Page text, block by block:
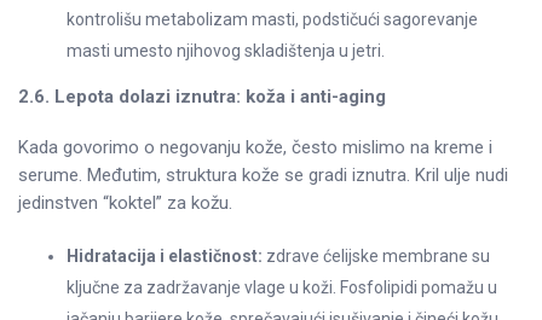
kontrolišu metabolizam masti, podstičući sagorevanje
masti umesto njihovog skladištenja u jetri.
2.6. Lepota dolazi iznutra: koža i anti-aging
Kada govorimo o negovanju kože, često mislimo na kreme i
serume. Međutim, struktura kože se gradi iznutra. Kril ulje nudi
jedinstven “koktel” za kožu.
Hidratacija i elastičnost: zdrave ćelijske membrane su
ključne za zadržavanje vlage u koži. Fosfolipidi pomažu u